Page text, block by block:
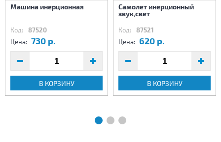
Машина инерционная
Код: 87520
Цена: 730 р.
В КОРЗИНУ
Самолет инерционный
звук,свет
Код: 87521
Цена: 620 р.
В КОРЗИНУ